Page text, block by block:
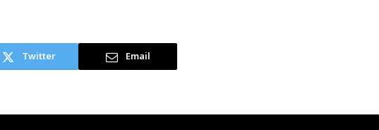
Twitter Email